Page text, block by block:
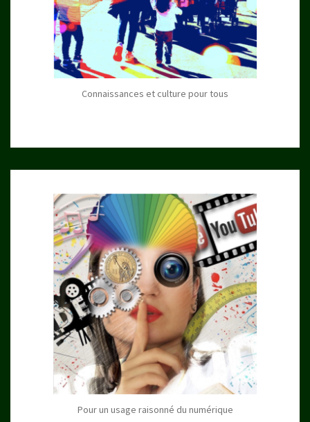
Connaissances et culture pour tous
Pour un usage raisonné du numérique